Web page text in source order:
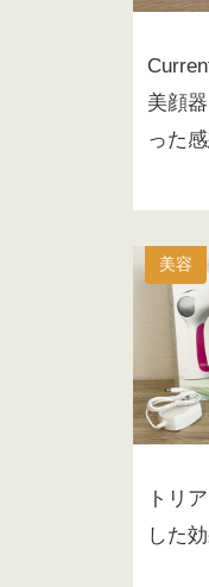
美顔
った
美容
トリ
した